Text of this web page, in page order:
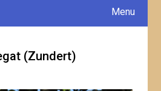
Menu
(Zundert)